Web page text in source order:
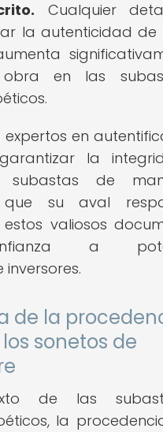
Cualquier
la autenticidad de
en las
en
la
de
que su aval
valiosos
a
de la
sonetos de
de las
la